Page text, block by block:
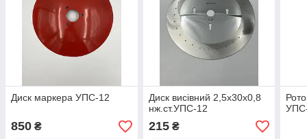
Диск маркера УПС-12
850 ₴
Диск висівний 2,5х30х0,8
нж.ст.УПС-12
215₴